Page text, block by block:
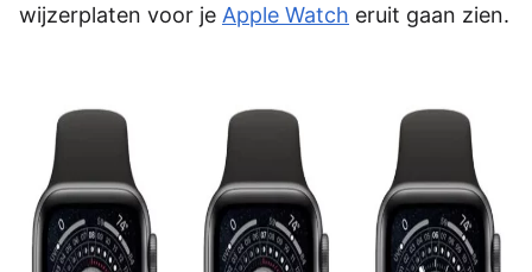
wijzerplaten voor je Apple Watch eruit gaan zien.